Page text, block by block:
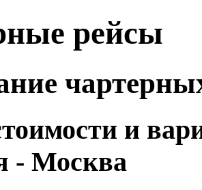
рейсы
и
- Москва